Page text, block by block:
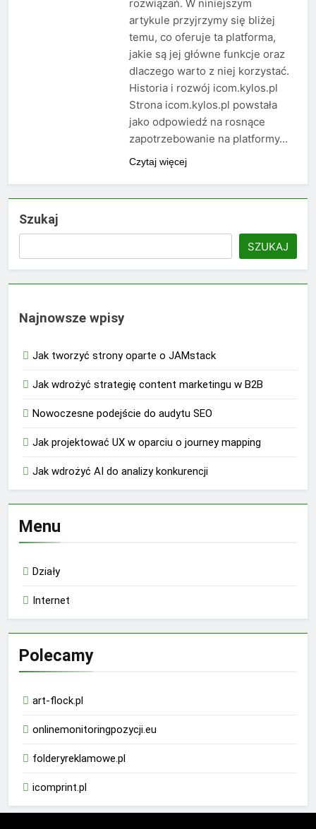
rozwiązań. W niniejszym
artykule przyjrzymy się bliżej
temu, co oferuje ta platforma,
jakie są jej główne funkcje oraz
dlaczego warto z niej korzystać.
Historia i rozwój icom.kylos.pl
Strona icom.kylos.pl powstała
jako odpowiedź na rosnące
zapotrzebowanie na platformy…
Czytaj więcej
Szukaj
SZUKAJ
Najnowsze wpisy
Jak tworzyć strony oparte o JAMstack
Jak wdrożyć strategię content marketingu w B2B
Nowoczesne podejście do audytu SEO
Jak projektować UX w oparciu o journey mapping
Jak wdrożyć AI do analizy konkurencji
Menu
Działy
Internet
Polecamy
art-flock.pl
onlinemonitoringpozycji.eu
folderyreklamowe.pl
icomprint.pl